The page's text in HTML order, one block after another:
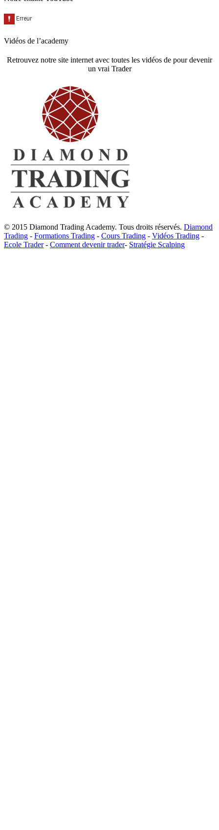
Vidéos de l’academy
Retrouvez notre site internet avec toutes les vidéos de pour devenir
un vrai Trader
© 2015 Diamond Trading Academy. Tous droits réservés. Diamond
Trading - Formations Trading - Cours Trading - Vidéos Trading -
Ecole Trader- Comment devenir trader- Stratégie Scalping